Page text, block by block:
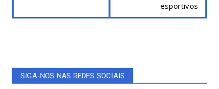
esportivos
SIGA-NOS NAS REDES SOCIAIS